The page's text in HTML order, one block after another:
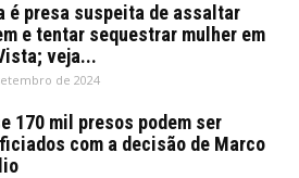
é presa suspeita de assaltar
e tentar sequestrar mulher em
veja...
de 2024
170 mil presos podem ser
com a decisão de Marco